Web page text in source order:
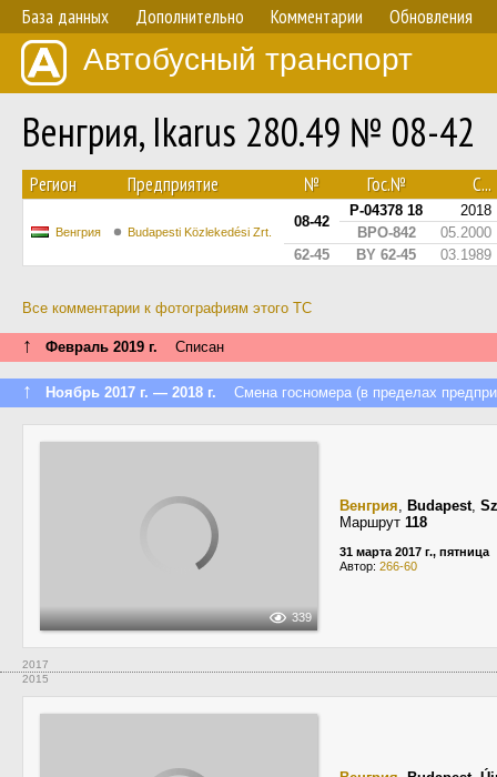
База данных Дополнительно Комментарии Обновления
Автобусный транспорт
Венгрия, Ikarus 280.49 № 08-42
Регион Предприятие № Гос.№ С...
Венгрия Budapesti Közlekedési Zrt.
08-42
P-04378 18
2018
BPO-842
05.2000
62-45
BY 62-45 03.1989
Все комментарии к фотографиям этого ТС
↑ Февраль 2019 г. Списан
↑ Ноябрь 2017 г. — 2018 г. Смена госномера (в пределах
339
Венгрия, Budapest,
Маршрут 118
31 марта 2017 г., пятница
Автор: 266-60
2017
2015